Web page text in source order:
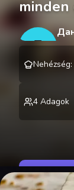
Д
Nehézség:
4 Adagok